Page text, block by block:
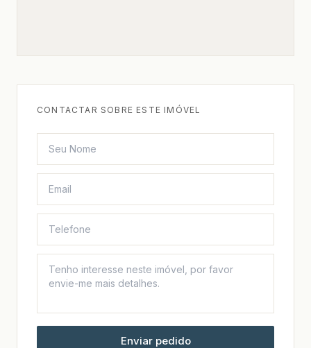
CONTACTAR SOBRE ESTE IMÓVEL
Enviar pedido